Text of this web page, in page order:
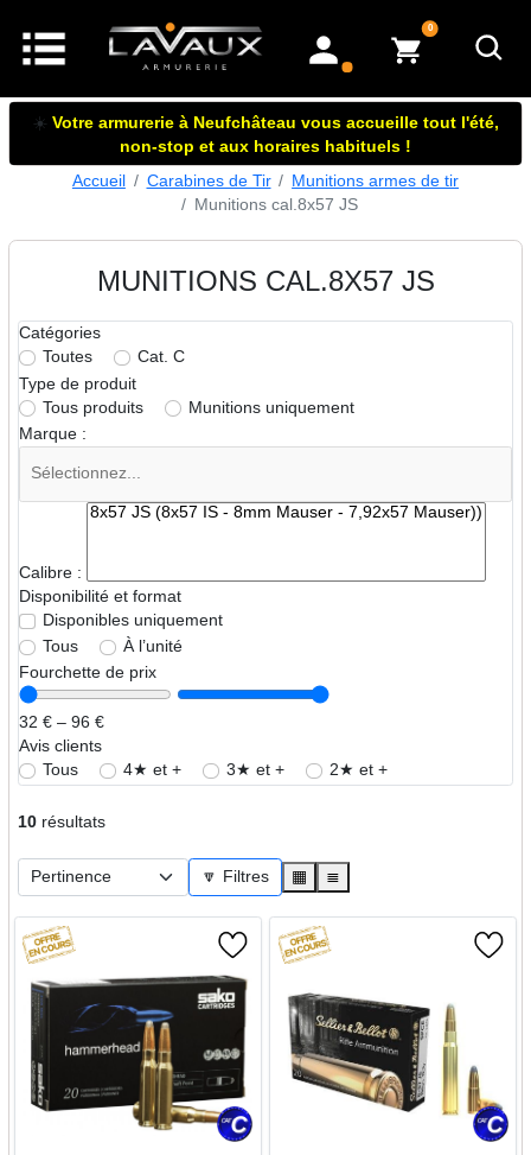
mon compte
0articles dans le panier
☀️ Votre armurerie à Neufchâteau vous accueille tout l'été,
non-stop et aux horaires habituels !
Accueil
Carabines de Tir
Munitions armes de tir
Munitions cal.8x57 JS
MUNITIONS CAL.8X57 JS
Catégories
Toutes
Cat. C
Type de produit
Tous produits
Munitions uniquement
Marque :
Calibre :
Disponibilité et format
Disponibles uniquement
Tous
À l’unité
Fourchette de prix
32 € – 96 €
Avis clients
Tous
4★ et + 3★ et + 2★ et +
10résultats
🔽 Filtres ▦ ≣